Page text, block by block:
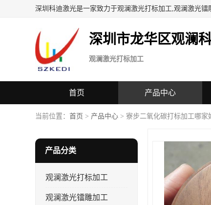
深圳科迪激光是一家致力于观澜激光打标加工,观澜激光
深圳市龙华区观澜
观澜激光打标加工
首页 产品中心
当前位置： 首页 > 产品中心 > 寮步二氧化碳打标加工哪
产品分类
观澜激光打标加工
观澜激光镭雕加工